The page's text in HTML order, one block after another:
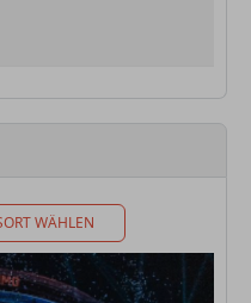
WÄHLEN